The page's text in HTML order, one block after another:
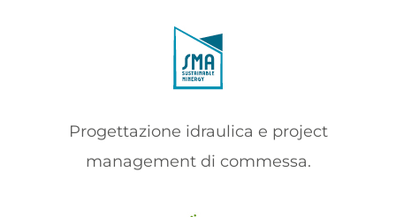
Progettazione idraulica e project
management di commessa.